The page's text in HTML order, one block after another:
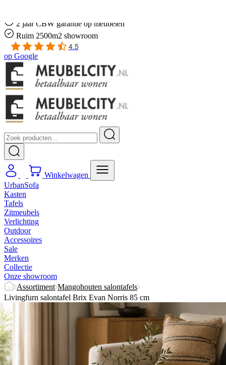
2 jaar CBW garantie op meubelen
Ruim 2500m2 showroom
4.5
op Google
Winkelwagen
UrbanSofa
Kasten
Tafels
Zitmeubels
Verlichting
Outdoor
Accessoires
Sale
Merken
Collectie
Onze showroom
Assortiment Mangohouten salontafels
Livingfurn salontafel Brix Evan Norris 85 cm